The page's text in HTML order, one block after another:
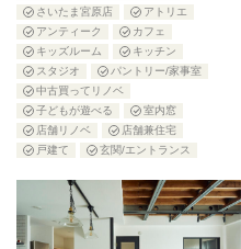
さいたま宮原店
アトリエ
アンティーク
カフェ
キッズルーム
キッチン
スタジオ
パントリー/家事室
中古買ってリノベ
子どもが遊べる
室内窓
店舗リノベ
店舗兼住宅
戸建て
玄関/エントランス